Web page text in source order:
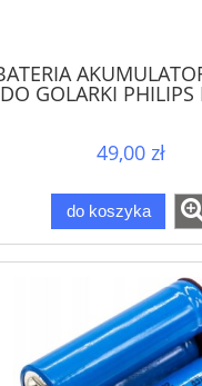
DO GOLARKI PHILIPS
49,00 zł
do koszyka